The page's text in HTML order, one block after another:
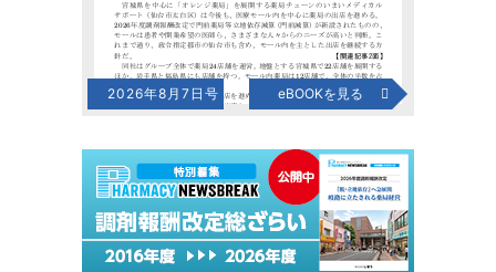
2026年8月7日号 eBOOKを見る